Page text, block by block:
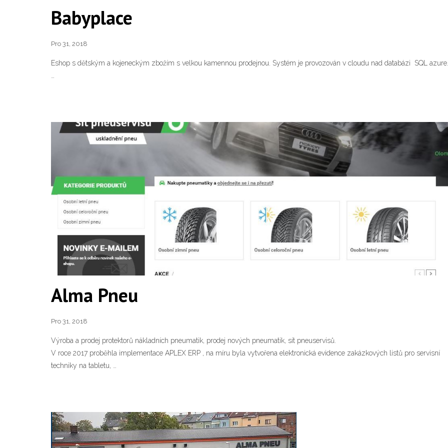
Babyplace
Pro 31, 2018
Eshop s dětským a kojeneckým zbožím s velkou kamennou prodejnou. Systém je provozován v cloudu nad databázi SQL azure.
Alma Pneu
Pro 31, 2018
Výroba a prodej protektorů nákladních pneumatik, prodej nových pneumatik, sít pneuservisů.
V roce 2017 proběhla implementace APLEX ERP , na míru byla vytvořena elektronická evidence zakázkových listů pro servisní
techniky na tabletu, …